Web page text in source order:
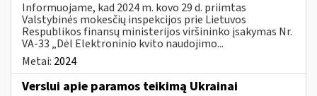
Informuojame, kad 2024 m. kovo 29 d. priimtas
Valstybinės mokesčių inspekcijos prie Lietuvos
Respublikos finansų ministerijos viršininko įsakymas Nr.
VA-33 „Dėl Elektroninio kvito naudojimo...
Metai: 2024
Verslui apie paramos teikimą Ukrainai